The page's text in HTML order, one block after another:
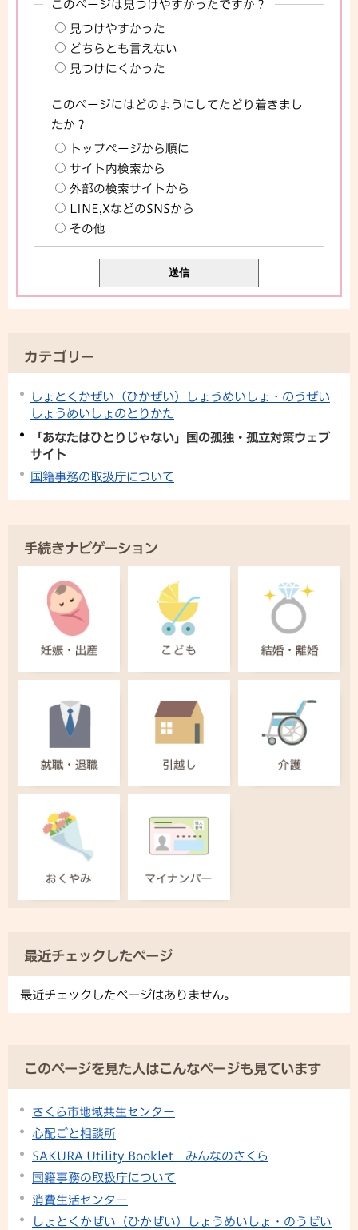
このページは見つけやすかったですか？
見つけやすかった
どちらとも言えない
見つけにくかった
このページにはどのようにしてたどり着きまし
たか？
トップページから順に
サイト内検索から
外部の検索サイトから
LINE,XなどのSNSから
その他
カテゴリー
しょとくかぜい（ひかぜい）しょうめいしょ・のうぜい
しょうめいしょのとりかた
「あなたはひとりじゃない」国の孤独・孤立対策ウェブ
サイト
国籍事務の取扱庁について
手続きナビゲーション
最近チェックしたページ
最近チェックしたページはありません。
このページを見た人はこんなページも見ています
さくら市地域共生センター
心配ごと相談所
SAKURA Utility Booklet みんなのさくら
国籍事務の取扱庁について
消費生活センター
しょとくかぜい（ひかぜい）しょうめいしょ・のうぜい